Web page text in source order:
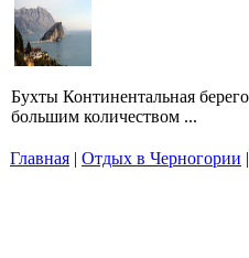
Бухты Континентальная
большим количеством ...
Главная | Отдых в Черногории |